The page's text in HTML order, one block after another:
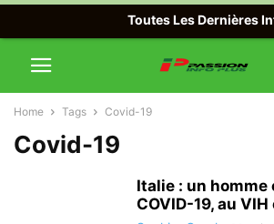
Home Tags Covid-19
Covid-19
Italie : un
COVID-19, au VIH
Toutes Les Dernières